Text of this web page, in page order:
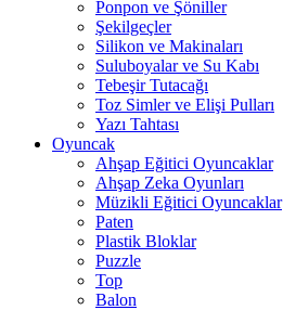
Ponpon ve Şöniller
Şekilgeçler
Silikon ve Makinaları
Suluboyalar ve Su Kabı
Tebeşir Tutacağı
Toz Simler ve Elişi Pulları
Yazı Tahtası
Oyuncak
Ahşap Eğitici Oyuncaklar
Ahşap Zeka Oyunları
Müzikli Eğitici Oyuncaklar
Paten
Plastik Bloklar
Puzzle
Top
Balon